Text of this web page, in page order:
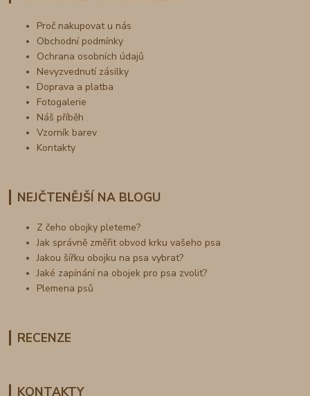
Proč nakupovat u nás
Obchodní podmínky
Ochrana osobních údajů
Nevyzvednutí zásilky
Doprava a platba
Fotogalerie
Náš příběh
Vzorník barev
Kontakty
NEJČTENĚJŠÍ NA BLOGU
Z čeho obojky pleteme?
Jak správně změřit obvod krku vašeho psa
Jakou šířku obojku na psa vybrat?
Jaké zapínání na obojek pro psa zvolit?
Plemena psů
RECENZE
KONTAKTY